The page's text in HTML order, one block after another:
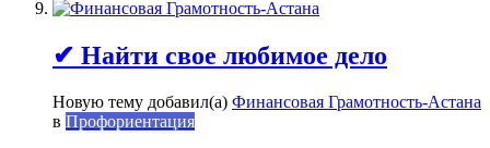
✔ Найти свое любимое дело
Новую тему добавил(а) Финансовая Грамотность-Астана
в Профориентация